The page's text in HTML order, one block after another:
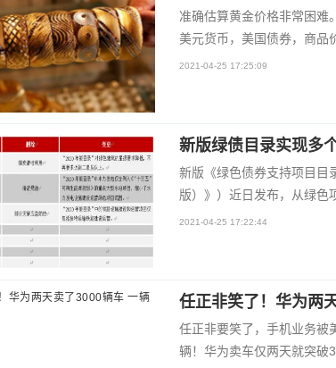
准确估算黄金价格非常困难
美元货币，美国债券，商品
2021-04-25 17:25:09
新版绿债目录实现多
新版《绿色债券支持项目目
版）》）近日发布，从绿色
2021-04-25 17:22:44
任正非笑了！华为两
任正非要笑了，手机业务被
辆！华为卖车仅两天就突破